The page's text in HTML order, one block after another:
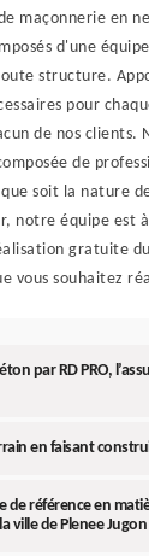
maçonnerie en
d'une
structure.
pour
de nos clients.
de
soit la nature
notre équipe est
gratuite
vous souhaitez
par RD PRO,
en faisant
de référence en
ville de Plenee